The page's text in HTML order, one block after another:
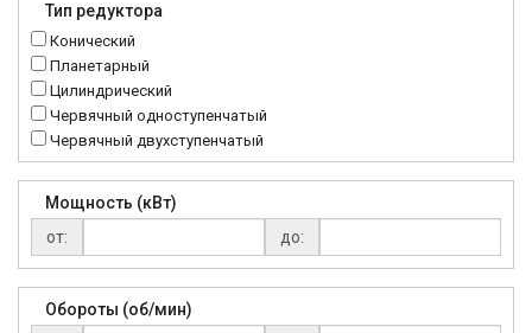
MTC
NMRV
RC
Тип редуктора
Конический
Планетарный
Цилиндрический
Червячный одноступенчатый
Червячный двухступенчатый
Мощность (кВт)
от:
до:
Обороты (об/мин)